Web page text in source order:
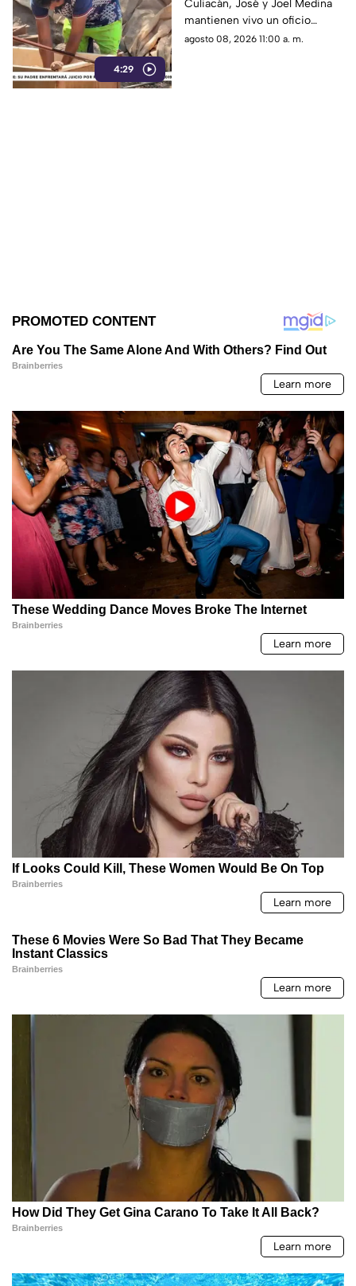
4:29
Culiacán
Culiacán, José y Joel Medina
mantienen vivo un oficio
tradicional: la elaboración
agosto 08, 2026 11:00 a. m.